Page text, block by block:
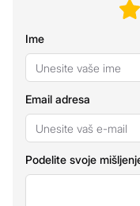
Ime
Email adresa
Podelite svoje